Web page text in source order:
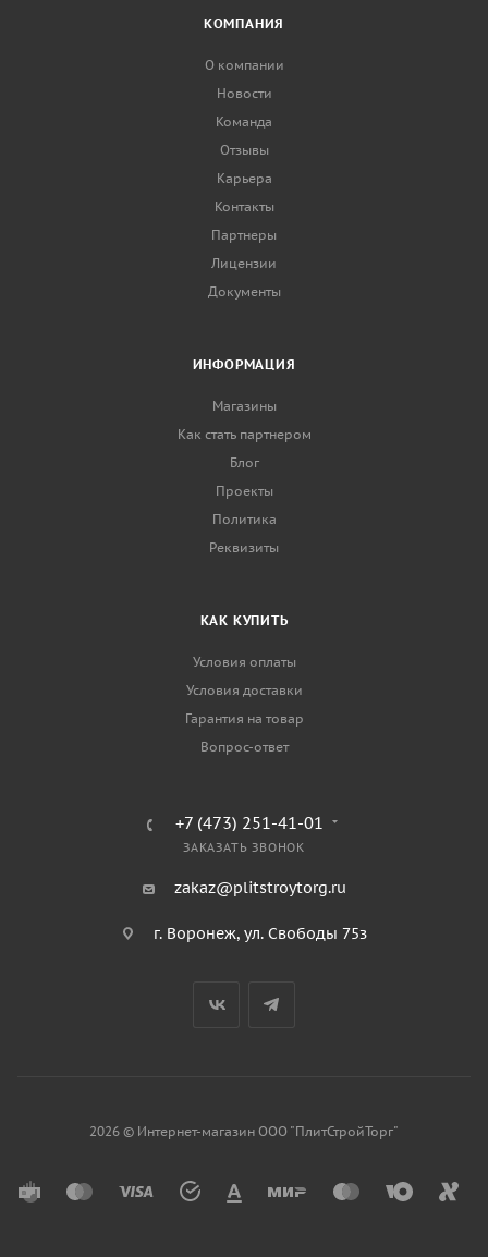
КОМПАНИЯ
О компании
Новости
Команда
Отзывы
Карьера
Контакты
Партнеры
Лицензии
Документы
ИНФОРМАЦИЯ
Магазины
Как стать партнером
Блог
Проекты
Политика
Реквизиты
КАК КУПИТЬ
Условия оплаты
Условия доставки
Гарантия на товар
Вопрос-ответ
+7 (473) 251-41-01
ЗАКАЗАТЬ ЗВОНОК
zakaz@plitstroytorg.ru
г. Воронеж, ул. Свободы 75з
2026 © Интернет-магазин ООО "ПлитСтройТорг"